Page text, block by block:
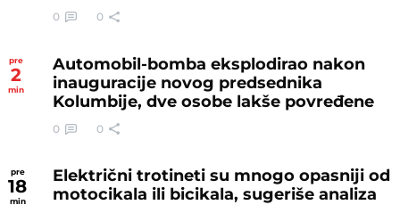
0 0
pre
2
min
Automobil-bomba eksplodirao nakon
inauguracije novog predsednika
Kolumbije, dve osobe lakše povređene
0 0
pre
18
min
Električni trotineti su mnogo opasniji od
motocikala ili bicikala, sugeriše analiza